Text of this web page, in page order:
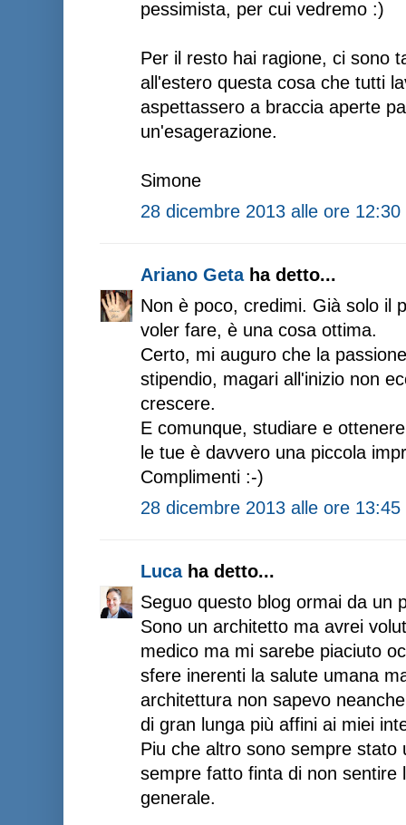
pessimista, per cui vedremo :)
Per il resto hai ragione, ci sono
all'estero questa cosa che tutti
aspettassero a braccia aperte
un'esagerazione.
Simone
28 dicembre 2013 alle ore 12:30
Ariano Getaha detto...
Non è poco, credimi. Già solo il
voler fare, è una cosa ottima.
Certo, mi auguro che la
stipendio, magari all'inizio non
crescere.
E comunque, studiare e
le tue è davvero una piccola
Complimenti :-)
28 dicembre 2013 alle ore 13:45
Lucaha detto...
Seguo questo blog ormai da un
Sono un architetto ma avrei
medico ma mi sarebe piaciuto
sfere inerenti la salute umana
architettura non sapevo
di gran lunga più affini ai miei
Piu che altro sono sempre stato
sempre fatto finta di non sentire
generale.